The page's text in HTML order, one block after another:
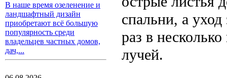
В наше время озеленение и
ландшафтный дизайн
приобретают всё большую
популярность среди
владельцев частных домов,
дач,...
спальни, а
раз в
лучей.